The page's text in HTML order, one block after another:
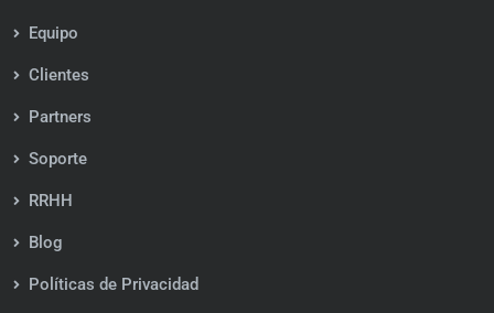
Equipo
Clientes
Partners
Soporte
RRHH
Blog
Políticas de Privacidad